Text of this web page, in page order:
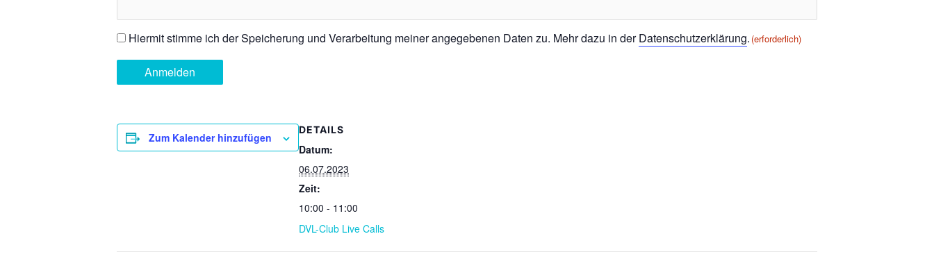
Einwilligung(erforderlich)
Hiermit stimme ich der Speicherung und Verarbeitung meiner angegebenen Daten zu. Mehr dazu in derDatenschutzerklärung. (erforderlich)
Anmelden
Zum Kalender hinzufügen
DETAILS
Datum:
06.07.2023
Zeit:
10:00 - 11:00
DVL-Club Live Calls